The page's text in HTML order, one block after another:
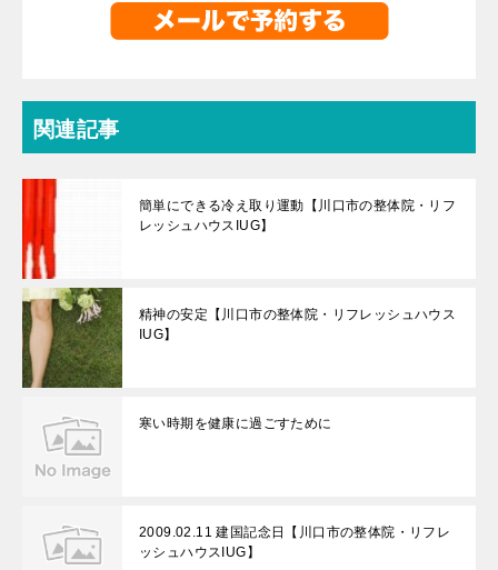
関連記事
簡単にできる冷え取り運動【川口市の整体院・リフ
レッシュハウスIUG】
精神の安定【川口市の整体院・リフレッシュハウス
IUG】
寒い時期を健康に過ごすために
2009.02.11 建国記念日【川口市の整体院・リフレ
ッシュハウスIUG】